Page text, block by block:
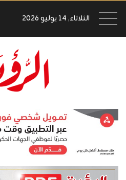
الثلاثاء, 14 يوليو 2026